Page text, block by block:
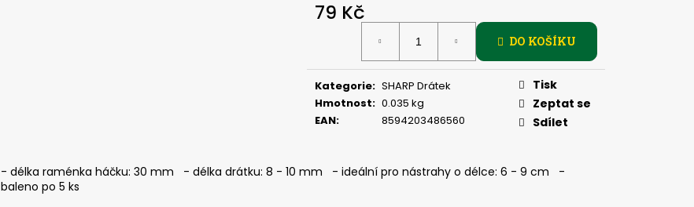
79 Kč
DO KOŠÍKU
Kategorie: SHARP Drátek
Hmotnost: 0.035 kg
EAN: 8594203486560
Tisk
Zeptat se
Sdílet
- délka raménka háčku: 30 mm - délka drátku: 8 - 10 mm - ideální pro nástrahy o délce: 6 - 9 cm -
baleno po 5 ks
SICKLE #6 - 5 KS, 2 G